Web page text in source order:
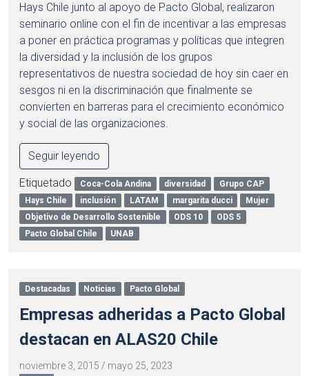
Hays Chile junto al apoyo de Pacto Global, realizaron
seminario online con el fin de incentivar a las empresas
a poner en práctica programas y políticas que integren
la diversidad y la inclusión de los grupos
representativos de nuestra sociedad de hoy sin caer en
sesgos ni en la discriminación que finalmente se
convierten en barreras para el crecimiento económico
y social de las organizaciones.
Seguir leyendo
Etiquetado Coca-Cola Andina diversidad
Grupo CAP
Hays Chile
inclusión LATAM margarita ducci
Mujer
Objetivo de Desarrollo Sostenible
ODS 10
ODS 5
Pacto Global Chile
UNAB
Destacadas Noticias Pacto Global
Empresas adheridas a Pacto Global
destacan en ALAS20 Chile
noviembre 3, 2015 / mayo 25, 2023